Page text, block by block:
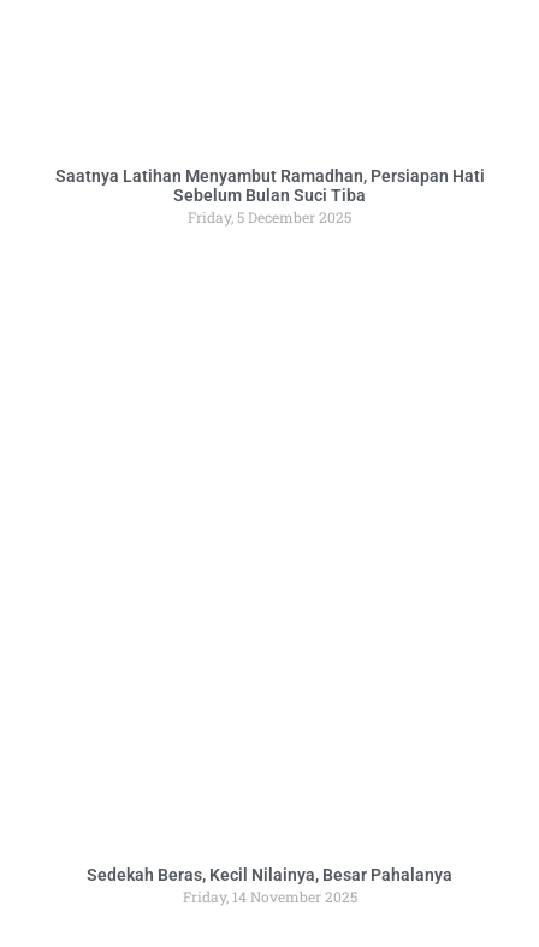
Saatnya Latihan Menyambut Ramadhan, Persiapan Hati
Sebelum Bulan Suci Tiba
Friday, 5 December 2025
Sedekah Beras, Kecil Nilainya, Besar Pahalanya
Friday, 14 November 2025